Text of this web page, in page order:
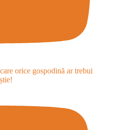
orice gospodină ar trebui